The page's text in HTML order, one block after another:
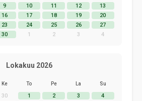
9 10 11 12
13
16 17 18 19
20
23 24 25 26
27
30 1 2 3 4
Lokakuu 2026
Ke To Pe La Su
30 1 2 3
4